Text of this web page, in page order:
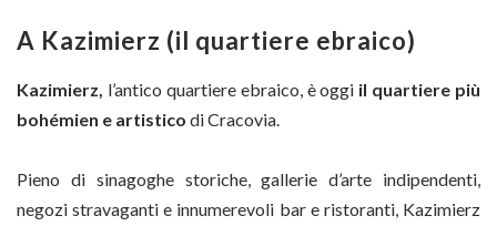
A Kazimierz (il quartiere ebraico)
Kazimierz, l’antico quartiere ebraico, è oggi il quartiere più
bohémien e artistico di Cracovia.
Pieno di sinagoghe storiche, gallerie d’arte indipendenti,
negozi stravaganti e innumerevoli bar e ristoranti, Kazimierz